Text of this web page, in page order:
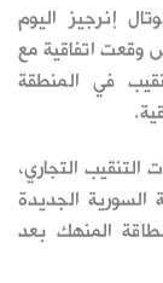
إنرجيز اليوم
وقعت اتفاقية مع
في المنطقة
التجاري،
الجديدة
المنهك بعد